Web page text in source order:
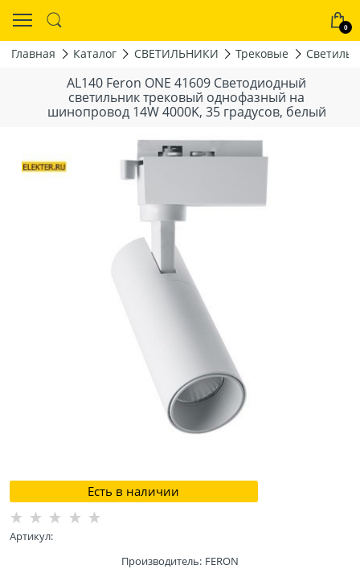
0
Главная Каталог СВЕТИЛЬНИКИ Трековые
AL140 Feron ONE 41609 Светодиодный
светильник трековый однофазный на
шинопровод 14W 4000K, 35 градусов, белый
Есть в наличии
Артикул:
Производитель: FERON